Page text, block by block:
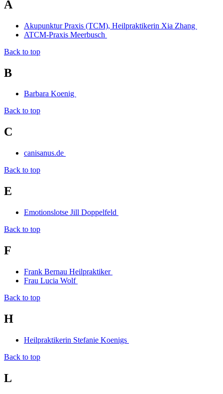
A
Akupunktur Praxis (TCM), Heilpraktikerin Xia Zhang
ATCM-Praxis Meerbusch
Back to top
B
Barbara Koenig
Back to top
C
canisanus.de
Back to top
E
Emotionslotse Jill Doppelfeld
Back to top
F
Frank Bernau Heilpraktiker
Frau Lucia Wolf
Back to top
H
Heilpraktikerin Stefanie Koenigs
Back to top
L